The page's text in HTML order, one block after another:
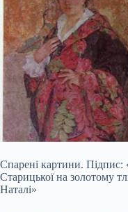
Спарені картини. Підпис:
Старицької на золотому
Наталі»